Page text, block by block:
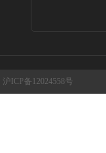
沪ICP备12024558号